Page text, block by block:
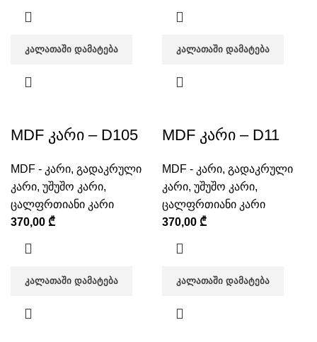
ᲙᲐᲚᲐᲗᲐᲨᲘ ᲓᲐᲛᲐᲢᲔᲑᲐ ᲙᲐᲚᲐᲗᲐᲨᲘ ᲓᲐᲛᲐᲢᲔᲑᲐ
MDF კარი – D105
MDF - კარი, გადაკრული
კარი, უშუშო კარი,
ცალფრთიანი კარი
370,00 ₾
ᲙᲐᲚᲐᲗᲐᲨᲘ ᲓᲐᲛᲐᲢᲔᲑᲐ
MDF კარი – D11
MDF - კარი, გადაკრული
კარი, უშუშო კარი,
ცალფრთიანი კარი
370,00 ₾
ᲙᲐᲚᲐᲗᲐᲨᲘ ᲓᲐᲛᲐᲢᲔᲑᲐ